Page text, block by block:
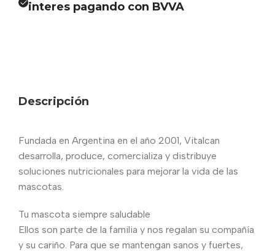
interes pagando con BVVA
Descripción
Fundada en Argentina en el año 2001, Vitalcan
desarrolla, produce, comercializa y distribuye
soluciones nutricionales para mejorar la vida de las
mascotas.
Tu mascota siempre saludable
Ellos son parte de la familia y nos regalan su compañía
y su cariño. Para que se mantengan sanos y fuertes,